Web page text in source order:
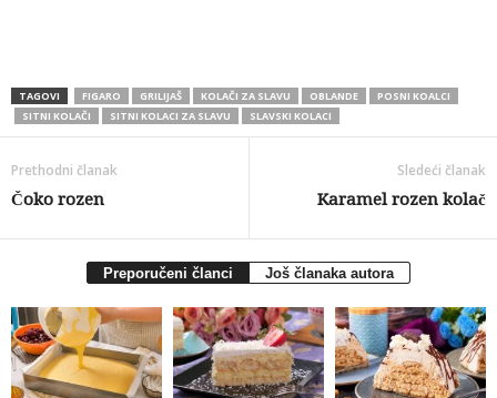
TAGOVI FIGARO GRILIJAŠ KOLAČI ZA SLAVU OBLANDE
POSNI KOALCI
SITNI KOLAČI
SITNI KOLACI ZA SLAVU SLAVSKI KOLACI
Prethodni članak
Čoko rozen
Sledeći članak
Karamel rozen kolač
Preporučeni članci Još članaka autora